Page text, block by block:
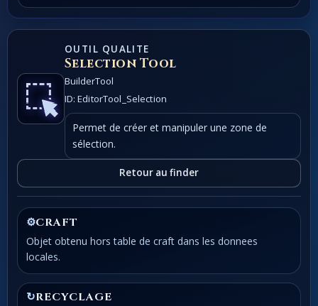
OUTIL QUALITE
Selection Tool
BuilderTool
ID: EditorTool_Selection
Permet de créer et manipuler une zone de
sélection.
Retour au finder
⚙CRAFT
Objet obtenu hors table de craft dans les donnees
locales.
↻RECYCLAGE